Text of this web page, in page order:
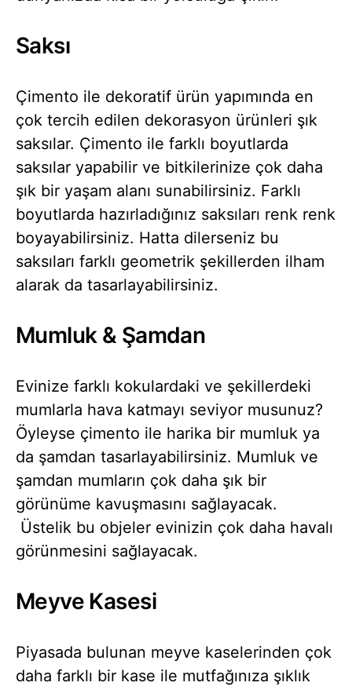
Saksı
Çimento ile dekoratif ürün yapımında en
çok tercih edilen dekorasyon ürünleri şık
saksılar. Çimento ile farklı boyutlarda
saksılar yapabilir ve bitkilerinize çok daha
şık bir yaşam alanı sunabilirsiniz. Farklı
boyutlarda hazırladığınız saksıları renk renk
boyayabilirsiniz. Hatta dilerseniz bu
saksıları farklı geometrik şekillerden ilham
alarak da tasarlayabilirsiniz.
Mumluk & Şamdan
Evinize farklı kokulardaki ve şekillerdeki
mumlarla hava katmayı seviyor musunuz?
Öyleyse çimento ile harika bir mumluk ya
da şamdan tasarlayabilirsiniz. Mumluk ve
şamdan mumların çok daha şık bir
görünüme kavuşmasını sağlayacak.
Üstelik bu objeler evinizin çok daha havalı
görünmesini sağlayacak.
Meyve Kasesi
Piyasada bulunan meyve kaselerinden çok
daha farklı bir kase ile mutfağınıza şıklık